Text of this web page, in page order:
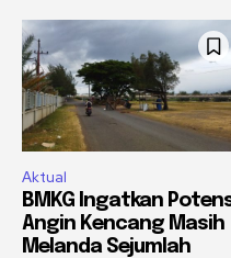
Aktual
BMKG Ingatkan
Angin Kencang Masih
Melanda Sejumlah